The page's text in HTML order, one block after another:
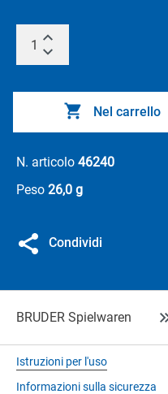
Nel carrello
N. articolo 46240
Peso 26,0 g
Condividi
BRUDER Spielwaren
Istruzioni per l'uso
Informazioni sulla sicurezza